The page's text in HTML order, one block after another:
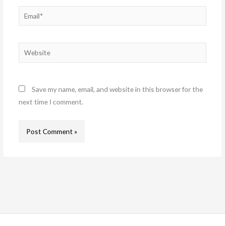
Email*
Website
Save my name, email, and website in this browser for the
next time I comment.